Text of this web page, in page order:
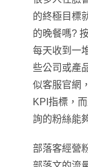
的終極目標
的晚餐嗎?
每天收到一
些公司或產
似客服官網
KPI指標 ，
詢的粉絲能
部落客經營